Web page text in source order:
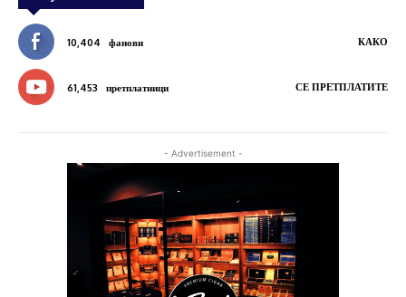
10,404 фанови КАКО
61,453 претплатници СЕ ПРЕТПЛАТИТЕ
- Advertisement -